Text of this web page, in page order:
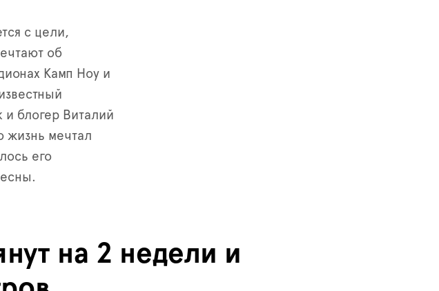
с цели,
об
Камп Ноу и
и блогер Виталий
жизнь мечтал
его
на 2 недели и